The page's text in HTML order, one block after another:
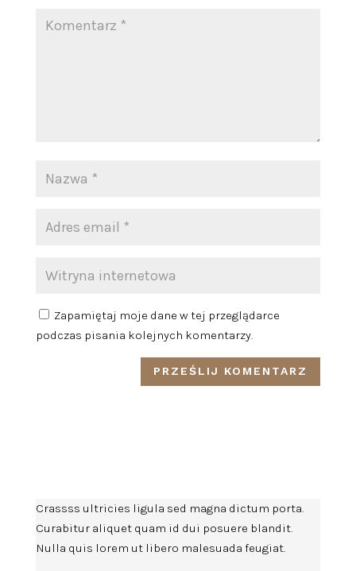
Zapamiętaj moje dane w tej przeglądarce
podczas pisania kolejnych komentarzy.
Crassss ultricies ligula sed magna dictum porta.
Curabitur aliquet quam id dui posuere blandit.
Nulla quis lorem ut libero malesuada feugiat.